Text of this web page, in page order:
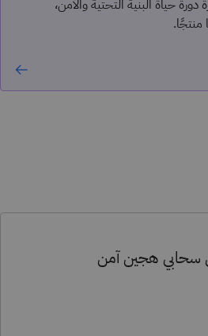
حياة البنية التحتية والأمن،
سحابي هجين آمن